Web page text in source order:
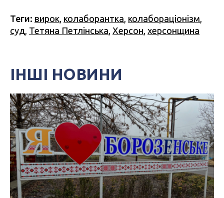
Теги: вирок колаборантка колабораціонізм
суд Тетяна Петлінська Херсон херсонщина
ІНШІ НОВИНИ